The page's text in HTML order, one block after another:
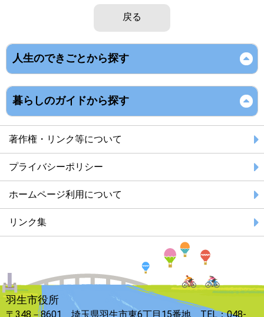
戻る
人生のできごとから探す
暮らしのガイドから探す
著作権・リンク等について
プライバシーポリシー
ホームページ利用について
リンク集
羽生市役所
〒348－8601 埼玉県羽生市東6丁目15番地 TEL：048-